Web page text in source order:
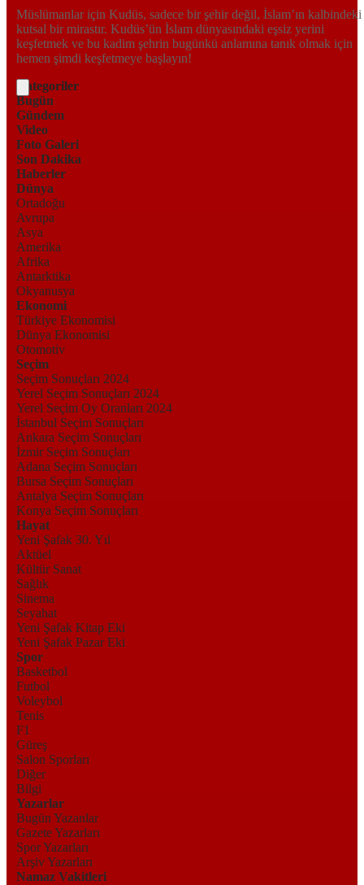
Müslümanlar için Kudüs, sadece bir şehir değil, İslam’ın kalbindeki
kutsal bir mirastır. Kudüs’ün İslam dünyasındaki eşsiz yerini
keşfetmek ve bu kadim şehrin bugünkü anlamına tanık olmak için
hemen şimdi keşfetmeye başlayın!
Kategoriler
Bugün
Gündem
Video
Foto Galeri
Son Dakika
Haberler
Dünya
Ortadoğu
Avrupa
Asya
Amerika
Afrika
Antarktika
Okyanusya
Ekonomi
Türkiye Ekonomisi
Dünya Ekonomisi
Otomotiv
Seçim
Seçim Sonuçları 2024
Yerel Seçim Sonuçları 2024
Yerel Seçim Oy Oranları 2024
İstanbul Seçim Sonuçları
Ankara Seçim Sonuçları
İzmir Seçim Sonuçları
Adana Seçim Sonuçları
Bursa Seçim Sonuçları
Antalya Seçim Sonuçları
Konya Seçim Sonuçları
Hayat
Yeni Şafak 30. Yıl
Aktüel
Kültür Sanat
Sağlık
Sinema
Seyahat
Yeni Şafak Kitap Eki
Yeni Şafak Pazar Eki
Spor
Basketbol
Futbol
Voleybol
Tenis
F1
Güreş
Salon Sporları
Diğer
Bilgi
Yazarlar
Bugün Yazanlar
Gazete Yazarları
Spor Yazarları
Arşiv Yazarları
Namaz Vakitleri